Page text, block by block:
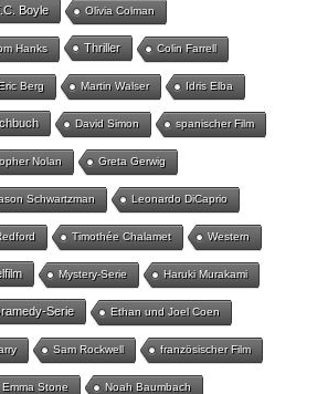
Boyle Olivia Colman
Hanks Thriller Colin Farrell
Eric Berg Martin Walser Idris Elba
David Simon spanischer Film
Nolan Greta Gerwig
Schwartzman Leonardo DiCaprio
Timothée Chalamet Western
Mystery-Serie Haruki Murakami
Serie Ethan und Joel Coen
Sam Rockwell französischer Film
Emma Stone Noah Baumbach